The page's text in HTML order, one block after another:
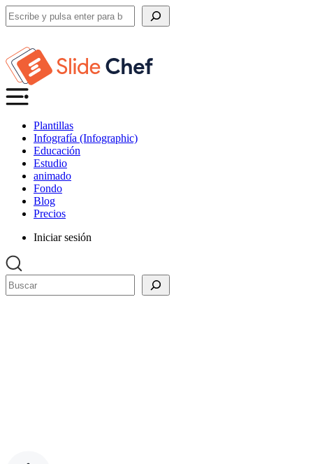
Buscar
Plantillas
Infografía (Infographic)
Educación
Estudio
animado
Fondo
Blog
Precios
Iniciar sesión
Buscar